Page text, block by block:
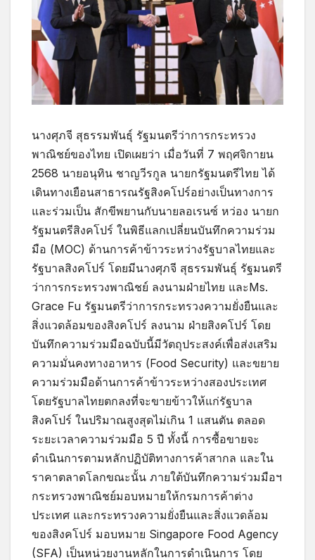
นางศุภจี สุธรรมพันธุ์ รัฐมนตรีว่าการกระทรวง
พาณิชย์ของไทย เปิดเผยว่า เมื่อวันที่ 7 พฤศจิกายน
2568 นายอนุทิน ชาญวีรกูล นายกรัฐมนตรีไทย ได้
เดินทางเยือนสาธารณรัฐสิงคโปร์อย่างเป็นทางการ
และร่วมเป็น สักขีพยานกับนายลอเรนซ์ หว่อง นายก
รัฐมนตรีสิงคโปร์ ในพิธีแลกเปลี่ยนบันทึกความร่วม
มือ (MOC) ด้านการค้าข้าวระหว่างรัฐบาลไทยและ
รัฐบาลสิงคโปร์ โดยมีนางศุภจี สุธรรมพันธุ์ รัฐมนตรี
ว่าการกระทรวงพาณิชย์ ลงนามฝ่ายไทย และMs.
Grace Fu รัฐมนตรีว่าการกระทรวงความยั่งยืนและ
สิ่งแวดล้อมของสิงคโปร์ ลงนาม ฝ่ายสิงคโปร์ โดย
บันทึกความร่วมมือฉบับนี้มีวัตถุประสงค์เพื่อส่งเสริม
ความมั่นคงทางอาหาร (Food Security) และขยาย
ความร่วมมือด้านการค้าข้าวระหว่างสองประเทศ
โดยรัฐบาลไทยตกลงที่จะขายข้าวให้แก่รัฐบาล
สิงคโปร์ ในปริมาณสูงสุดไม่เกิน 1 แสนตัน ตลอด
ระยะเวลาความร่วมมือ 5 ปี ทั้งนี้ การซื้อขายจะ
ดำเนินการตามหลักปฏิบัติทางการค้าสากล และใน
ราคาตลาดโลกขณะนั้น ภายใต้บันทึกความร่วมมือฯ
กระทรวงพาณิชย์มอบหมายให้กรมการค้าต่าง
ประเทศ และกระทรวงความยั่งยืนและสิ่งแวดล้อม
ของสิงคโปร์ มอบหมาย Singapore Food Agency
(SFA) เป็นหน่วยงานหลักในการดำเนินการ โดย